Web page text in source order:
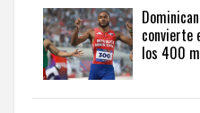
en
sports
news
from
the
Dominican
convierte
los 400